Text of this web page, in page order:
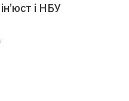
і НБУ